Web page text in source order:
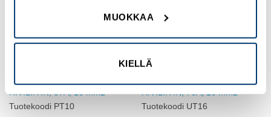
MUOKKAA
KIELLÄ
PHOENIX CONTACT
RIVILIITIN, 57A, 16 mm2
Tuotekoodi PT10
RIVILIITIN, 76A, 16 mm2
Tuotekoodi UT16